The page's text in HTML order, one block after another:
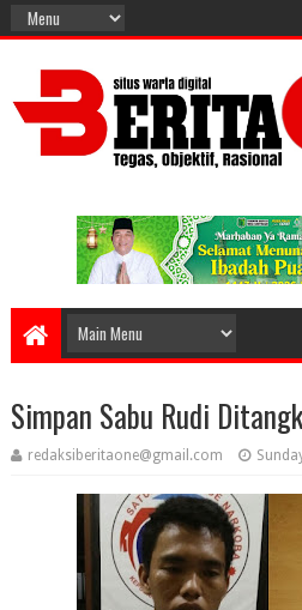
Simpan Sabu Rudi
redaksiberitaone@gmail.com